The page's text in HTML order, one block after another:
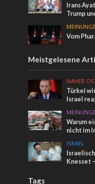
Irans
Trump
Vom
Meistgelesene
NAHER
Türkei
Israel
Warum
nicht im
ISRAEL
Knesset
Tags